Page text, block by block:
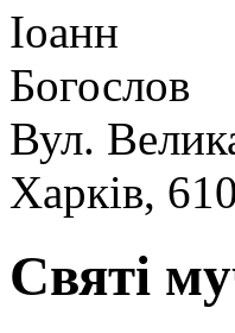
Вул.
Харків,
Святі